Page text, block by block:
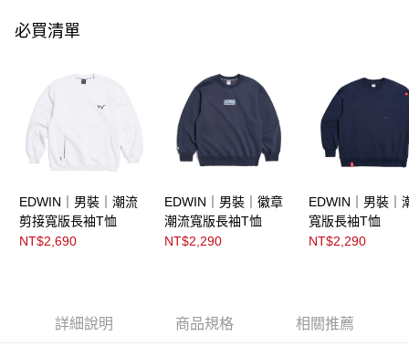
必買清單
EDWIN｜男裝｜潮流
剪接寬版長袖T恤
NT$2,690
EDWIN｜男裝｜徽章
潮流寬版長袖T恤
NT$2,290
EDWIN｜男裝｜
寬版長袖T恤
NT$2,290
詳細說明 商品規格 相關推薦